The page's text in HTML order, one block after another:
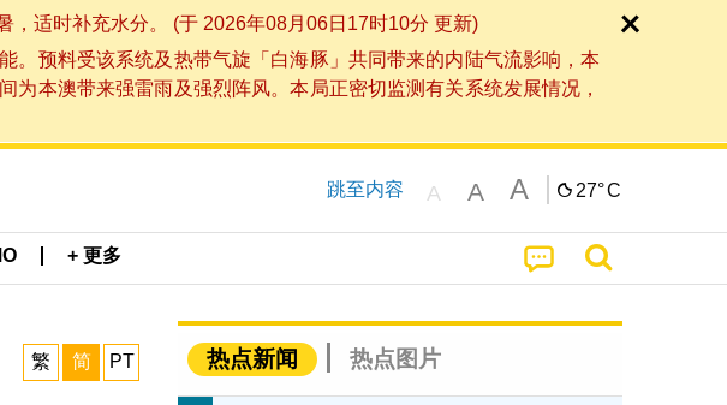
适时补充水分。 (于 2026年08月06日17时10分 更新)
。预料受该系统及热带气旋「白海豚」共同带来的内陆气流影响，本
本澳带来强雷雨及强烈阵风。本局正密切监测有关系统发展情况，
跳至内容 A A A 27°C
+ 更多
繁 简 PT 热点新闻 热点图片